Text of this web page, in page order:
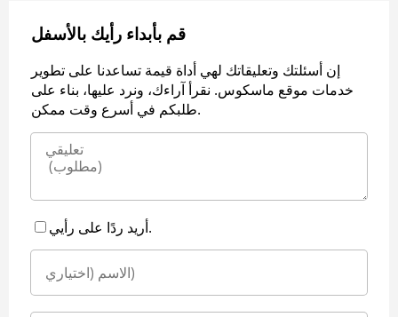
قم بأبداء رأيك بالأسفل
إن أسئلتك وتعليقاتك لهي أداة قيمة تساعدنا على تطوير
خدمات موقع ماسكوس. نقرأ آراءك، ونرد عليها، بناء على
طلبكم في أسرع وقت ممكن.
أريد ردًا على رأيي.